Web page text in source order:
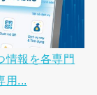
情報を各専門
用...